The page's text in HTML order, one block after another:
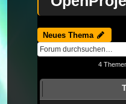
Neues Thema
4